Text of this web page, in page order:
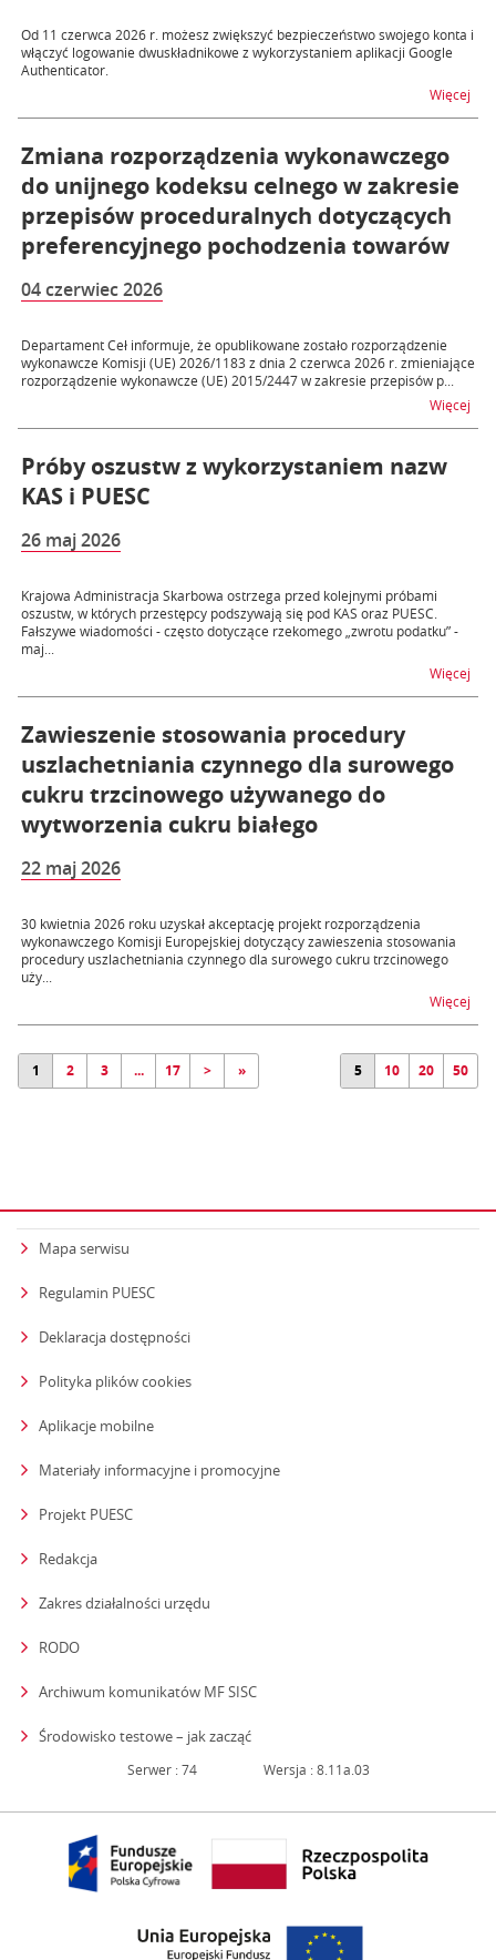
Od 11 czerwca 2026 r. możesz zwiększyć bezpieczeństwo swojego konta i
włączyć logowanie dwuskładnikowe z wykorzystaniem aplikacji Google
Authenticator.
Więcej
Zmiana rozporządzenia wykonawczego
do unijnego kodeksu celnego w zakresie
przepisów proceduralnych dotyczących
preferencyjnego pochodzenia towarów
04 czerwiec 2026
Departament Ceł informuje, że opublikowane zostało rozporządzenie
wykonawcze Komisji (UE) 2026/1183 z dnia 2 czerwca 2026 r. zmieniające
rozporządzenie wykonawcze (UE) 2015/2447 w zakresie przepisów p...
Więcej
Próby oszustw z wykorzystaniem nazw
KAS i PUESC
26 maj 2026
Krajowa Administracja Skarbowa ostrzega przed kolejnymi próbami
oszustw, w których przestępcy podszywają się pod KAS oraz PUESC.
Fałszywe wiadomości - często dotyczące rzekomego „zwrotu podatku” -
maj...
Więcej
Zawieszenie stosowania procedury
uszlachetniania czynnego dla surowego
cukru trzcinowego używanego do
wytworzenia cukru białego
22 maj 2026
30 kwietnia 2026 roku uzyskał akceptację projekt rozporządzenia
wykonawczego Komisji Europejskiej dotyczący zawieszenia stosowania
procedury uszlachetniania czynnego dla surowego cukru trzcinowego
uży...
Więcej
1 2 3 ... 17 > » 5 10 20 50
Mapa serwisu
Regulamin PUESC
Deklaracja dostępności
Polityka plików cookies
Aplikacje mobilne
Materiały informacyjne i promocyjne
Projekt PUESC
Redakcja
Zakres działalności urzędu
RODO
Archiwum komunikatów MF SISC
Środowisko testowe – jak zacząćstrona otwiera się w nowym oknie
Serwer : 74 Wersja : 8.11a.03